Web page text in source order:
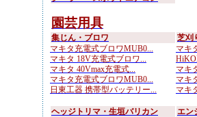
園芸用具
集じん・ブロワ
マキタ充電式ブロワMUB0...
マキタ 18V充電式ブロワ...
マキタ 40Vmax充電式...
マキタ充電式ブロワMUB0...
日東工器 携帯型バッテリー...
芝刈
マキ
マキ
マキ
マキ
ヘッジトリマ・生垣バリカン
エン